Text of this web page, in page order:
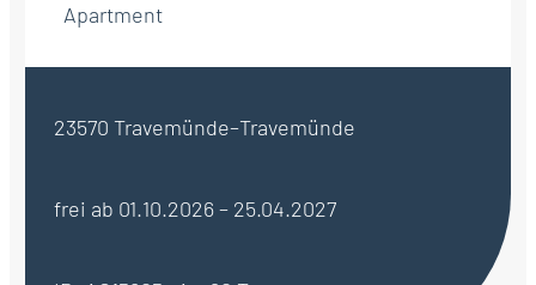
Apartment
23570 Travemünde–Travemünde
frei ab 01.10.2026 – 25.04.2027